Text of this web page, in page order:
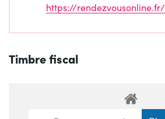
https://rendezvousonline.fr/
Timbre fiscal